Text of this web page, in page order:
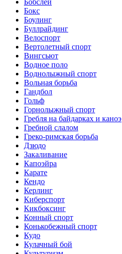
Бокс
Боулинг
Буллрайдинг
Велоспорт
Вертолетный спорт
Вингсьют
Водное поло
Воднолыжный спорт
Вольная борьба
Гандбол
Гольф
Горнолыжный спорт
Гребля на байдарках и каноэ
Гребной слалом
Греко-римская борьба
Дзюдо
Закаливание
Капоэйра
Карате
Кендо
Керлинг
Киберспорт
Кикбоксинг
Конный спорт
Конькобежный спорт
Кудо
Кулачный бой